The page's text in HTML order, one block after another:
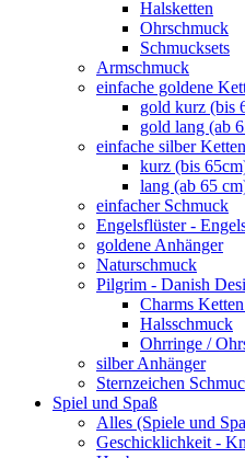
Halsketten
Ohrschmuck
Schmucksets
Armschmuck
einfache goldene
gold kurz (bis
gold lang (ab
einfache silber
kurz (bis
lang (ab 65
einfacher Schmuck
Engelsflüster -
goldene Anhänger
Naturschmuck
Pilgrim - Danish
Charms
Halsschmuck
Ohrringe /
silber Anhänger
Sternzeichen
Spiel und Spaß
Alles (Spiele und
Geschicklichkeit -